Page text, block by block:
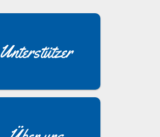
Unterstützer